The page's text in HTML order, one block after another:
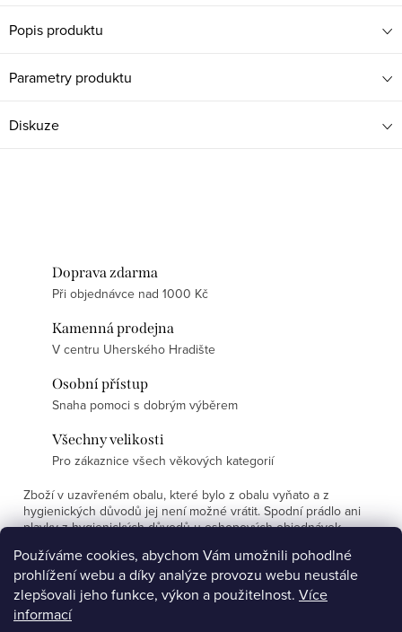
Používáme cookies, abychom Vám umožnili pohodlné
prohlížení webu a díky analýze provozu webu neustále
zlepšovali jeho funkce, výkon a použitelnost. Více
informací
Popis produktu
Parametry produktu
Diskuze
Doprava zdarma
Při objednávce nad 1000 Kč
Kamenná prodejna
V centru Uherského Hradište
Osobní přístup
Snaha pomoci s dobrým výběrem
Všechny velikosti
Pro zákaznice všech věkových kategorií
Zboží v uzavřeném obalu, které bylo z obalu vyňato a z
hygienických důvodů jej není možné vrátit. Spodní prádlo ani
plavky z hygienických důvodů u eshopových objednávek
Z
Affiliate program